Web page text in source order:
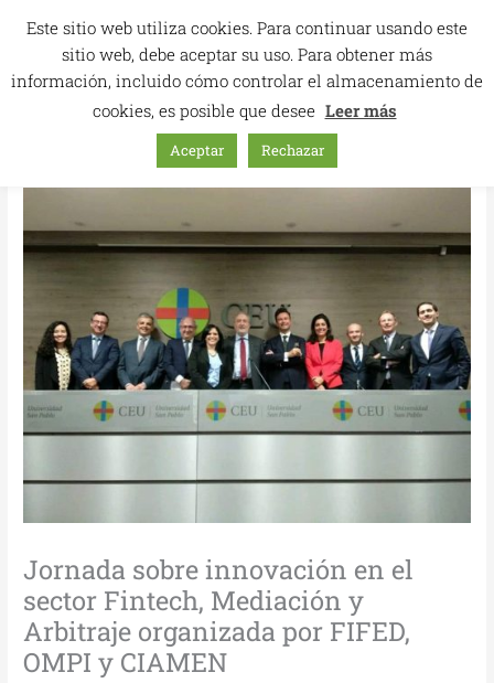
contenido
Jornada sobre innovación en el
sector Fintech, Mediación y
Arbitraje organizada por FIFED,
OMPI y CIAMEN
Este sitio web utiliza cookies. Para continuar usando este
sitio web, debe aceptar su uso. Para obtener más
información, incluido cómo controlar el almacenamiento de
cookies, es posible que desee Leer más
Aceptar Rechazar